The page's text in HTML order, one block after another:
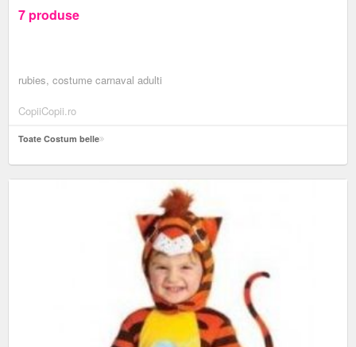
7 produse
rubies, costume carnaval adulti
CopiiCopii.ro
Toate Costum belle